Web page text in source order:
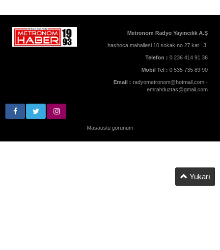
Metronom Radyo Yayıncılık A.Ş
hashoca mahallesi 10 sokak no 27 kat : 3
Telefon : 0 236 414 91 36
Mobil Tel : 0 535 735 89 90
Email : radyometronom@hotmail.com -
emrahduztas@gmail.com
Masaüstü görünüm
Yukarı